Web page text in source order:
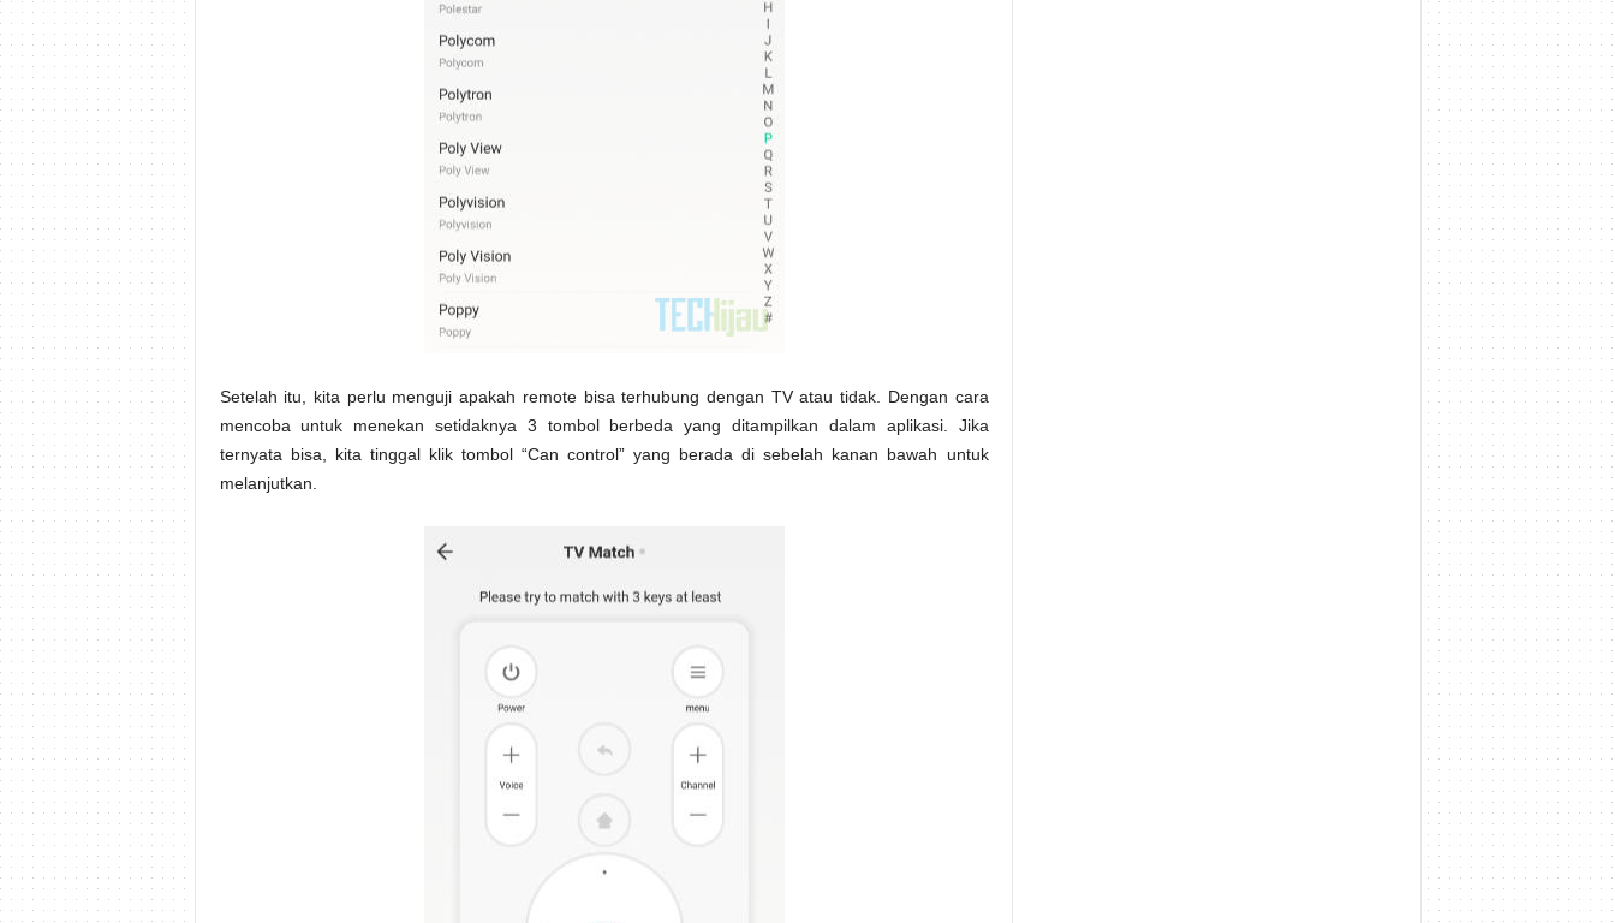
Setelah itu, kita perlu menguji apakah remote bisa terhubung dengan TV atau tidak. Dengan cara
mencoba untuk menekan setidaknya 3 tombol berbeda yang ditampilkan dalam aplikasi. Jika
ternyata bisa, kita tinggal klik tombol “Can control” yang berada di sebelah kanan bawah untuk
melanjutkan.